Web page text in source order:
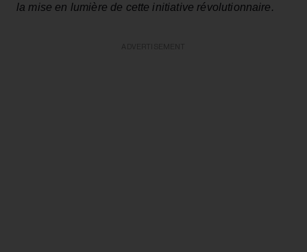
la mise en lumière de cette initiative révolutionnaire.